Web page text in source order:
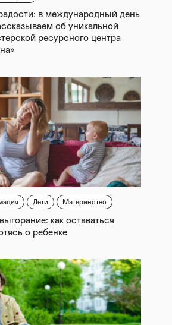
в международный день
об уникальной
ресурсного центра
Дети Материнство
как оставаться
о ребенке